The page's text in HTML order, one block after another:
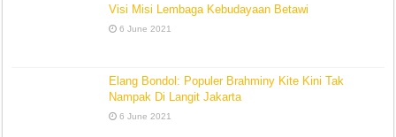
Visi Misi Lembaga Kebudayaan Betawi
6 June 2021
Elang Bondol: Populer Brahminy Kite Kini Tak
Nampak Di Langit Jakarta
6 June 2021